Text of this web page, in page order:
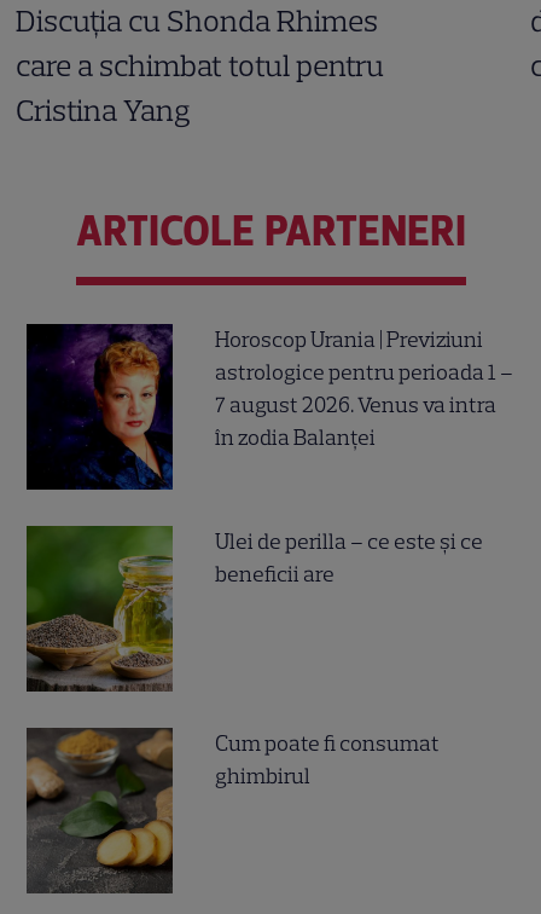
Discuția cu Shonda Rhimes
care a schimbat totul pentru
Cristina Yang
ARTICOLE PARTENERI
Horoscop Urania | Previziuni
astrologice pentru perioada 1 –
7 august 2026. Venus va intra
în zodia Balanței
Ulei de perilla – ce este și ce
beneficii are
Cum poate fi consumat
ghimbirul